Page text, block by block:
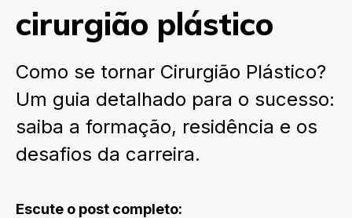
cirurgião plástico
Como se tornar Cirurgião Plástico?
Um guia detalhado para o sucesso:
saiba a formação, residência e os
desafios da carreira.
Escute o post completo: